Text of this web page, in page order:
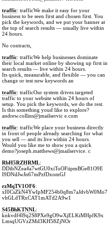
traffic: trafficWe make it easy for your
business to be seen first and chosen first. You
pick the keywords, and we put your banner at
the top of search results — usually live within
24 hours.
No contracts,
traffic: trafficWe help businesses dominate
their local market online by showing up first in
search results — live within 24 hours.
Its quick, measurable, and flexible — you can
change or test new keywords an
traffic: trafficOur system drives targeted
traffic to your website within 24 hours of
setup. You pick the keywords, we do the rest.
Is this something youd like to explore?
andrew.collins@jmailservic e.com
traffic: trafficWe place your business directly
in front of people already searching for what
you sell — and its live within 24 hours.
Would you like me to show you a quick
demo?joseph.matthews@jmailservice. c
RbH5RZHRML:
DDibNZea4a7wtGU0xiToOFiipmBGe81O9E
I9DNdJwJn67mPzfDxomGJ
rzMqTV1OF6:
xI0CsZkN4YwIpMF254b0q8m7aJdvbW0Mo7
vhGLdTRxCAT1mATd2A9w1
S45BhKTNNL:
knkvdf4l9q2S8PXe9gO9wXjELKiMHpfK9x
LmsqUGVzZMd3KH58ZjNOr